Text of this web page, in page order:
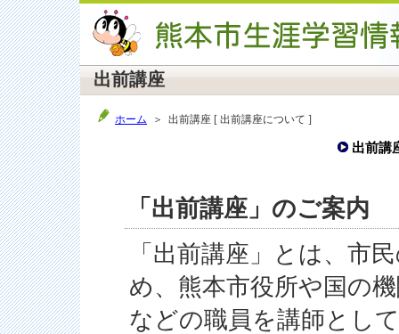
出前講座
ホーム ＞ 出前講座 [ 出前講座について ]
出前講
「出前講座」のご案内
「出前講座」とは、市
め、熊本市役所や国の
などの職員を講師とし